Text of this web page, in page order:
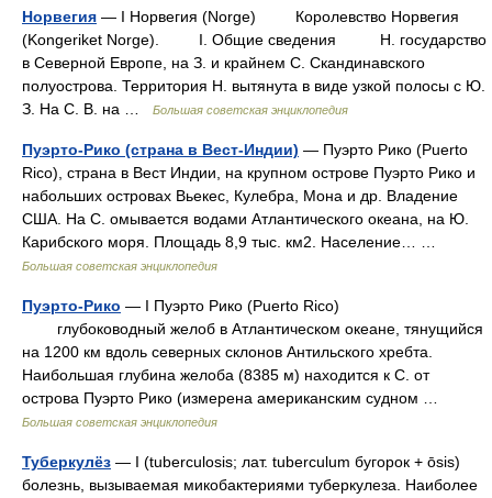
Норвегия — I Норвегия (Norge) Королевство Норвегия
(Kongeriket Norge). I. Общие сведения Н. государство
в Северной Европе, на З. и крайнем С. Скандинавского
полуострова. Территория Н. вытянута в виде узкой полосы с Ю.
З. На С. В. на …
Большая советская энциклопедия
Пуэрто-Рико (страна в Вест-Индии) — Пуэрто Рико (Puerto
Rico), страна в Вест Индии, на крупном острове Пуэрто Рико и
набольших островах Вьекес, Кулебра, Мона и др. Владение
США. На С. омывается водами Атлантического океана, на Ю.
Карибского моря. Площадь 8,9 тыс. км2. Население… …
Большая советская энциклопедия
Пуэрто-Рико — I Пуэрто Рико (Puerto Rico)
глубоководный желоб в Атлантическом океане, тянущийся
на 1200 км вдоль северных склонов Антильского хребта.
Наибольшая глубина желоба (8385 м) находится к С. от
острова Пуэрто Рико (измерена американским судном …
Большая советская энциклопедия
Туберкулёз — I (tuberculosis; лат. tuberculum бугорок + ōsis)
болезнь, вызываемая микобактериями туберкулеза. Наиболее